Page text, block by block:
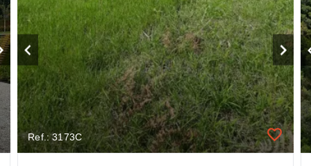
Ref.: 3173C